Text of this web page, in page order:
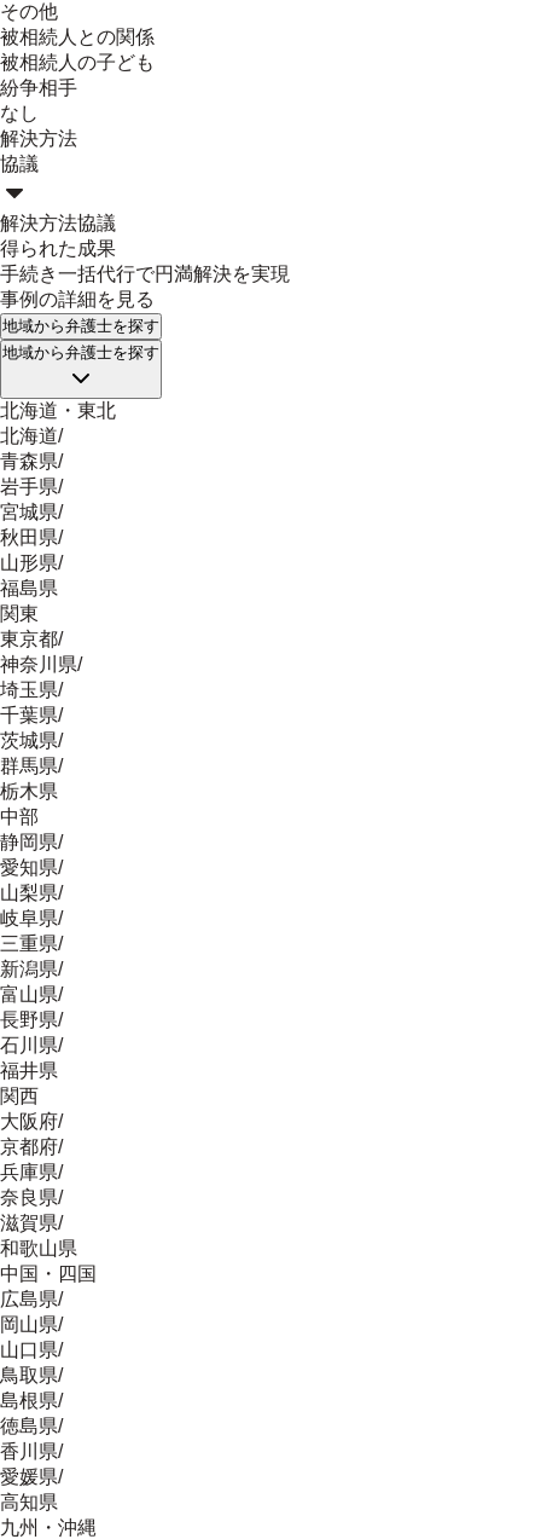
その他
被相続人との関係
被相続人の子ども
紛争相手
なし
解決方法
協議
解決方法協議
得られた成果
手続き一括代行で円満解決を実現
事例の詳細を見る
地域から弁護士を探す
地域から弁護士を探す
北海道・東北
北海道/
青森県/
岩手県/
宮城県/
秋田県/
山形県/
福島県
関東
東京都/
神奈川県/
埼玉県/
千葉県/
茨城県/
群馬県/
栃木県
中部
静岡県/
愛知県/
山梨県/
岐阜県/
三重県/
新潟県/
富山県/
長野県/
石川県/
福井県
関西
大阪府/
京都府/
兵庫県/
奈良県/
滋賀県/
和歌山県
中国・四国
広島県/
岡山県/
山口県/
鳥取県/
島根県/
徳島県/
香川県/
愛媛県/
高知県
九州・沖縄